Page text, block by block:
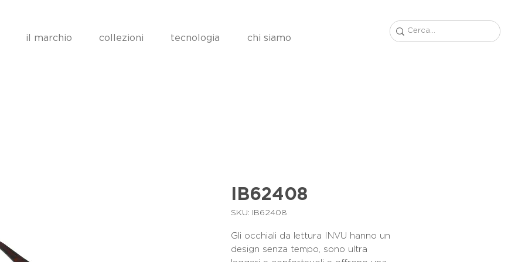
il marchio collezioni tecnologia chi siamo
IB62408
SKU: IB62408
Gli occhiali da lettura INVU hanno un
design senza tempo, sono ultra